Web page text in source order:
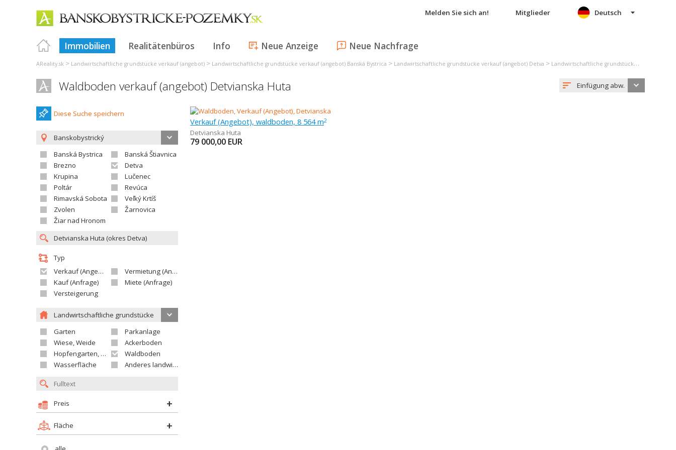
Melden Sie sich an! Mitglieder
Immobilien Realitätenbüros Info Neue Anzeige Neue Nachfrage
Deutsch
AReality.sk > Landwirtschaftliche grundstücke verkauf (angebot) > Landwirtschaftliche grundstücke verkauf (angebot) Banská Bystrica > Landwirtschaftliche grundstücke verkauf (angebot) Detva > Landwirtschaftliche grundstücke verkauf (angebot) Detvianska Huta
Waldboden verkauf (angebot) Detvianska Huta Einfügung abw.
Diese Suche speichern
Banskobystrický
Banská Bystrica
Banská Štiavnica
Brezno
Detva
Krupina
Lučenec
Poltár
Revúca
Rimavská Sobota
Veľký Krtíš
Zvolen
Žarnovica
Žiar nad Hronom
Typ
Verkauf (Angebot)
Vermietung (Angebot)
Kauf (Anfrage)
Miete (Anfrage)
Versteigerung
Landwirtschaftliche grundstücke
Garten
Parkanlage
Wiese, Weide
Ackerboden
Hopfengarten, Weingarten
Waldboden
Wasserfläche
Anderes landwirtschaftliches Grundstück
Preis
Fläche
Verkauf (Angebot), waldboden, 8 564 m2
Detvianska Huta
79 000,00 EUR